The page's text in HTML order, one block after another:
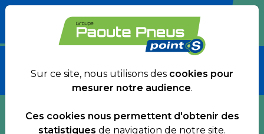
QUESTIONS FRÉQUENTES
Sur ce site, nous utilisons des cookies pour
mesurer notre audience.
Ces cookies nous permettent d'obtenir des
statistiques de navigation de notre site.